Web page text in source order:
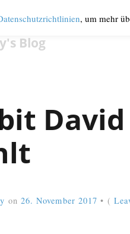
Blog
on 26. November 2017 • (
, um mehr